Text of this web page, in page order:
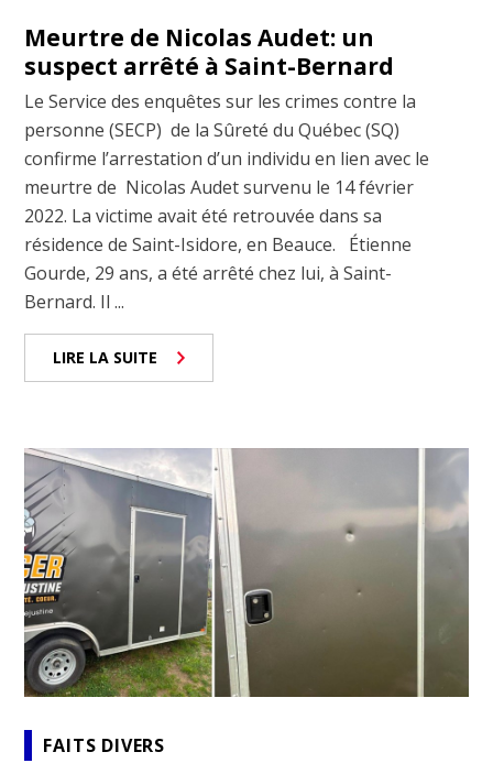
Meurtre de Nicolas Audet: un
suspect arrêté à Saint-Bernard
Le Service des enquêtes sur les crimes contre la
personne (SECP) de la Sûreté du Québec (SQ)
confirme l’arrestation d’un individu en lien avec le
meurtre de Nicolas Audet survenu le 14 février
2022. La victime avait été retrouvée dans sa
résidence de Saint-Isidore, en Beauce. Étienne
Gourde, 29 ans, a été arrêté chez lui, à Saint-
Bernard. Il ...
LIRE LA SUITE
FAITS DIVERS